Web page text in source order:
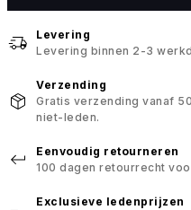
Levering
Levering binnen 2-3
Verzending
Gratis verzending vanaf
niet-leden.
Eenvoudig retourneren
100 dagen retourrecht
Exclusieve ledenprijzen